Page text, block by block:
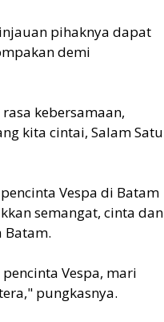
pihaknya dapat
demi
kebersamaan,
kita cintai, Salam Satu
Vespa di Batam
semangat, cinta dan
Batam.
Vespa, mari
pungkasnya.